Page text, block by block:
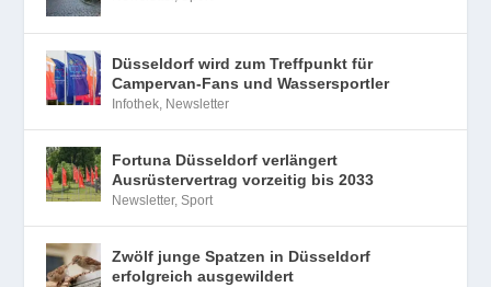
Düsseldorf wird zum Treffpunkt für
Campervan-Fans und Wassersportler
Infothek, Newsletter
Fortuna Düsseldorf verlängert
Ausrüstervertrag vorzeitig bis 2033
Newsletter,Sport
Zwölf junge Spatzen in Düsseldorf
erfolgreich ausgewildert